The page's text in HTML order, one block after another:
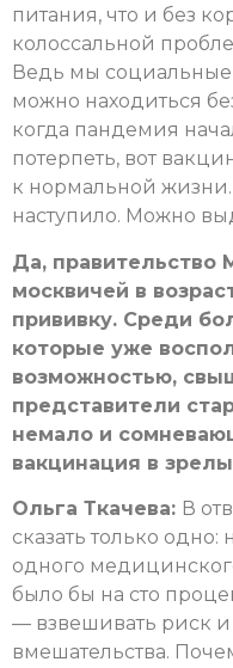
питания, что и без
колоссальной
Ведь мы социальные
можно находиться
когда пандемия
потерпеть, вот
к нормальной жизни.
наступило. Можно
Да, правительство
москвичей в
прививку. Среди
которые уже
возможностью,
представители
немало и
вакцинация в
Ольга Ткачева: В
сказать только одно:
одного
было бы на сто
— взвешивать риск и
вмешательства.